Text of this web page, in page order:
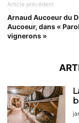
Article précédent
Arnaud Aucoeur du
Aucoeur, dans «
vignerons »